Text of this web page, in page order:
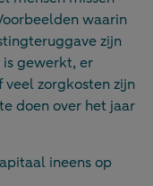
waarin
zijn
gewerkt, er
zorgkosten zijn
doen over het jaar
ineens op